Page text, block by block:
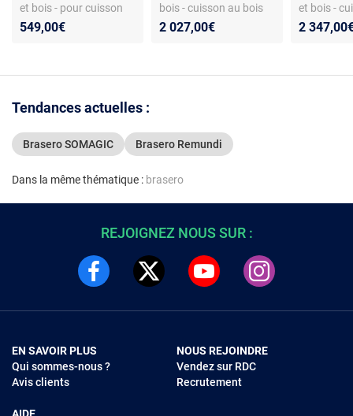
et bois - pour cuisson
au charbon
549,00€
bois - cuisson au bois
2 027,00€
et bois -
plus de 8
2
Tendances actuelles :
Brasero SOMAGIC Brasero Remundi
Dans la même thématique : brasero
REJOIGNEZ NOUS SUR :
EN SAVOIR PLUS
Qui sommes-nous ?
Avis clients
AIDE
NOUS REJOINDRE
Vendez sur RDC
Recrutement